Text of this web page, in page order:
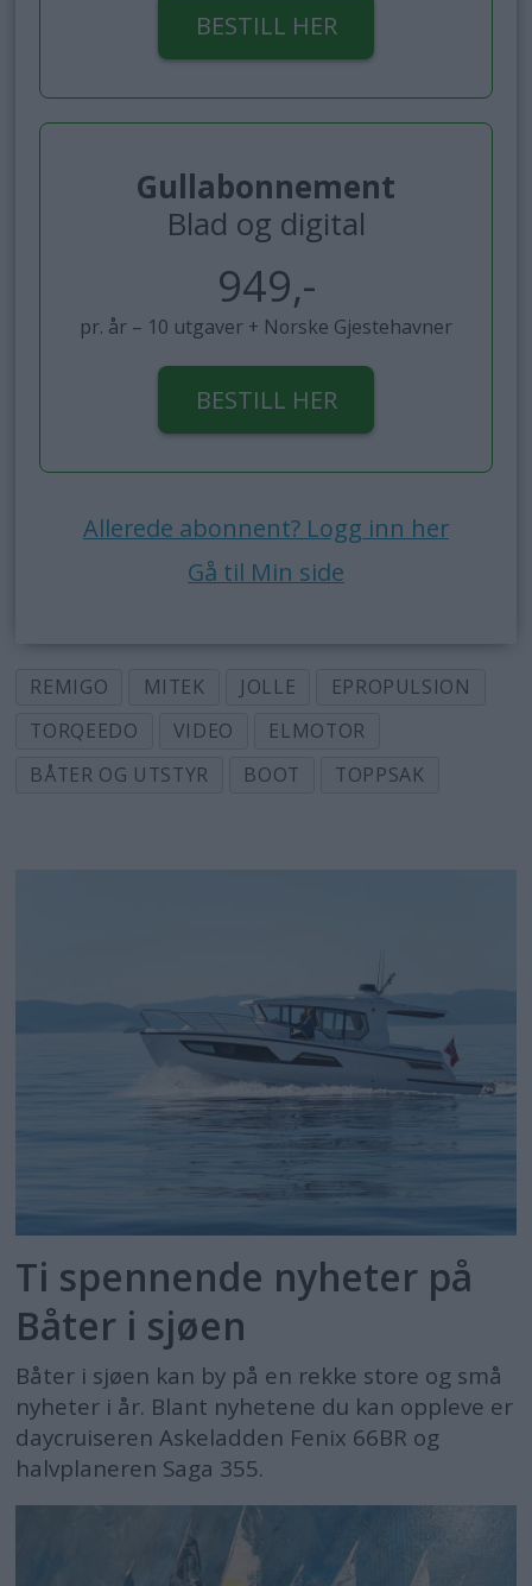
BESTILL HER
Gullabonnement
Blad og digital
949,-
pr. år – 10 utgaver + Norske Gjestehavner
BESTILL HER
Allerede abonnent? Logg inn her
Gå til Min side
REMIGO MITEK JOLLE
EPROPULSION
TORQEEDO
VIDEO
ELMOTOR
BÅTER OG UTSTYR
BOOT TOPPSAK
Ti spennende nyheter på
Båter i sjøen
Båter i sjøen kan by på en rekke store og små
nyheter i år. Blant nyhetene du kan oppleve er
daycruiseren Askeladden Fenix 66BR og
halvplaneren Saga 355.